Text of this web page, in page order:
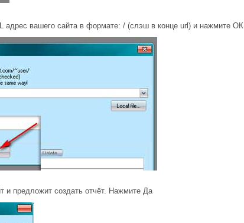
адрес вашего сайта в формате: / (слэш в конце url) и нажмите ОК
и предложит создать отчёт. Нажмите Да